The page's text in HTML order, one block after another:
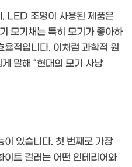
, LED 조명이 사용된 제품은
모기채는 특히 모기가 좋아하
율적입니다. 이처럼 과학적 원
말해 “현대의 모기 사냥
이 있습니다. 첫 번째로 가장
이트 컬러는 어떤 인테리어와